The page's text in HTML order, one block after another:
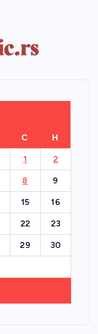
С Н
1 2
8 9
15 16
22 23
29 30